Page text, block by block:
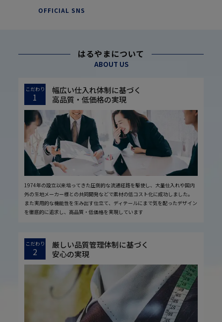
OFFICIAL SNS
はるやまについて
ABOUT US
こだわり
1
幅広い仕入れ体制に基づく
高品質・低価格の実現
1974年の設立以来培ってきた圧倒的な流通経路を駆使し、大量仕入れや国内
外の生地メーカー様との共同開発などで素材の低コスト化に成功しました。
また実用的な機能性を生み出す仕立て、ディテールにまで気を配ったデザイン
を徹底的に追求し、高品質・低価格を実現しています
こだわり
2
厳しい品質管理体制に基づく
安心の実現